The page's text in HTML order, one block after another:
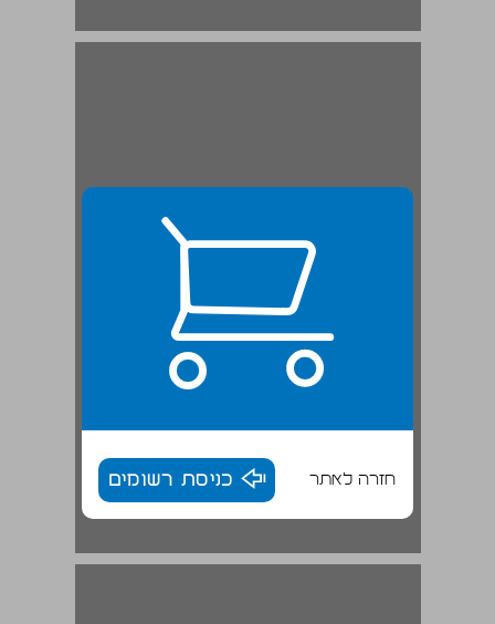
להתקרב אל הקודש חיוב נשים במצוות שהזמן גרמן ... 26
חזרה לאתר כניסת רשומים